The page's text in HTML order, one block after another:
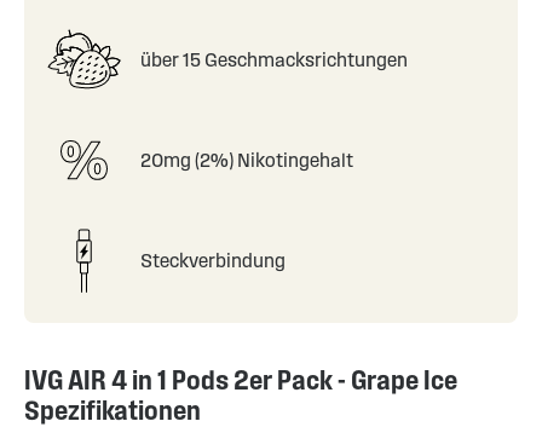
über 15 Geschmacksrichtungen
20mg (2%) Nikotingehalt
Steckverbindung
IVG AIR 4 in 1 Pods 2er Pack - Grape Ice
Spezifikationen